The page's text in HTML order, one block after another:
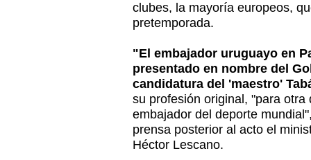
clubes, la mayoría europeos,
pretemporada.
"El embajador uruguayo en
presentado en nombre del
candidatura del 'maestro'
su profesión original, "para otra
embajador del deporte
prensa posterior al acto el
Héctor Lescano.